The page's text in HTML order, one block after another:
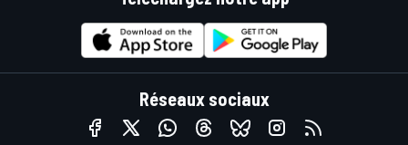
Réseaux sociaux